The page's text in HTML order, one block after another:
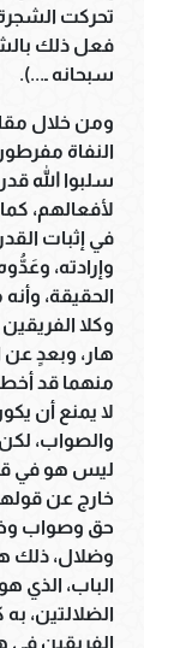
تحركت
فعل ذلك
سبحانه ـ...).
ومن خلال
النفاة
سلبوا الله
لأفعالهم،
في إثبات
وإرادته،
الحقيقة،
وكلا
هار، وبعدٍ
منهما قد
لا يمنع أن
والصواب،
ليس هو في
خارج عن
حق وصواب
وضلال، ذلك
الباب، الذي
الضلالتين،
الفريقين في